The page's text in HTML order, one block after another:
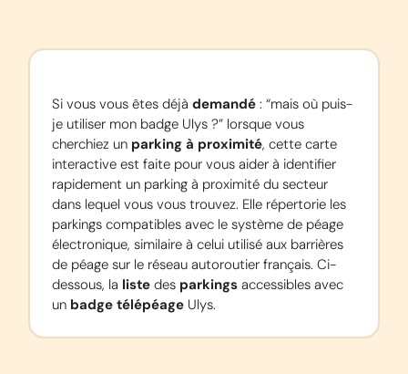
Si vous vous êtes déjà demandé : “mais où puis-
je utiliser mon badge Ulys ?” lorsque vous
cherchiez un parking à proximité, cette carte
interactive est faite pour vous aider à identifier
rapidement un parking à proximité du secteur
dans lequel vous vous trouvez. Elle répertorie les
parkings compatibles avec le système de péage
électronique, similaire à celui utilisé aux barrières
de péage sur le réseau autoroutier français. Ci-
dessous, la liste des parkings accessibles avec
un badge télépéage Ulys.